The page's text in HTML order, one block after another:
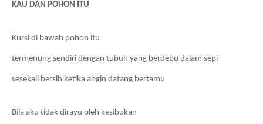
KAU DAN POHON ITU
Kursi di bawah pohon itu
termenung sendiri dengan tubuh yang berdebu dalam sepi
sesekali bersih ketika angin datang bertamu
Bila aku tidak dirayu oleh kesibukan